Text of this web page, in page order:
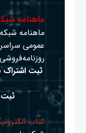
ماهنامه
ماهنامه
عمومی
ثبت
ثبت
کتاب